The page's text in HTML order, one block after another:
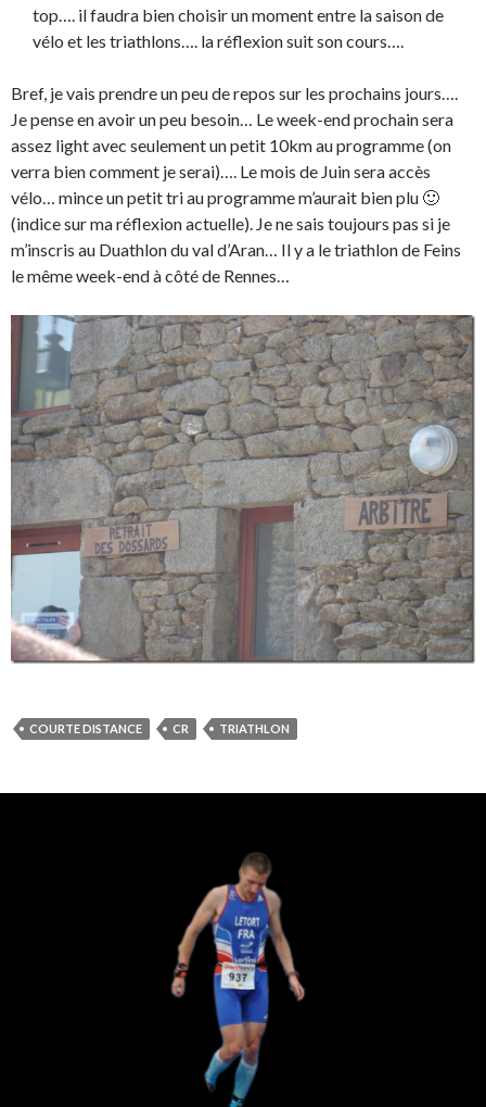
top…. il faudra bien choisir un moment entre la saison de
vélo et les triathlons…. la réflexion suit son cours….
Bref, je vais prendre un peu de repos sur les prochains jours….
Je pense en avoir un peu besoin… Le week-end prochain sera
assez light avec seulement un petit 10km au programme (on
verra bien comment je serai)…. Le mois de Juin sera accès
vélo… mince un petit tri au programme m’aurait bien plu 🙂
(indice sur ma réflexion actuelle). Je ne sais toujours pas si je
m’inscris au Duathlon du val d’Aran… Il y a le triathlon de Feins
le même week-end à côté de Rennes…
COURTE DISTANCE CR TRIATHLON